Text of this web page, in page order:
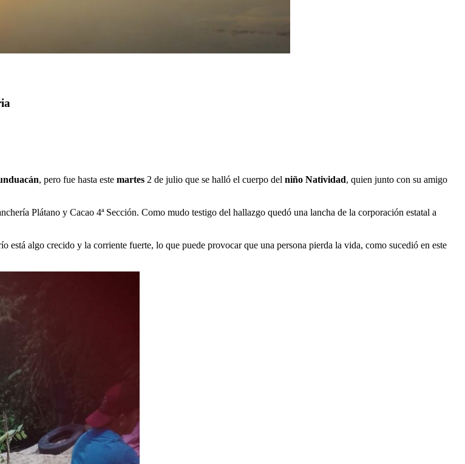
, pero fue hasta este martes 2 de julio que se halló el cuerpo del niño Natividad, quien junto con su amigo
Plátano y Cacao 4ª Sección. Como mudo testigo del hallazgo quedó una lancha de la corporación estatal a
está algo crecido y la corriente fuerte, lo que puede provocar que una persona pierda la vida, como sucedió en este